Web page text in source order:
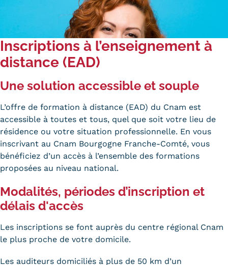
Tarifs
Modalités de financement
Infos entreprises
Former ses salariés
Accueillir un alternant ?
Taxe d'apprentissage
Infos enseignants
Être enseignant au Cnam
Infos partenaires
Liste des partenaires
Communication
Kits communications Cnam
Inscriptions à l’enseignement à
distance (EAD)
Une solution accessible et souple
L’offre de formation à distance (EAD) du Cnam est
accessible à toutes et tous, quel que soit votre lieu de
résidence ou votre situation professionnelle. En vous
inscrivant au Cnam Bourgogne Franche-Comté, vous
bénéficiez d’un accès à l’ensemble des formations
proposées au niveau national.
Modalités, périodes d’inscription et
délais d'accès
Les inscriptions se font auprès du centre régional Cnam
le plus proche de votre domicile.
Les auditeurs domiciliés à plus de 50 km d’un